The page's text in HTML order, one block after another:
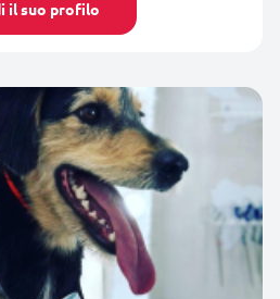
il suo profilo